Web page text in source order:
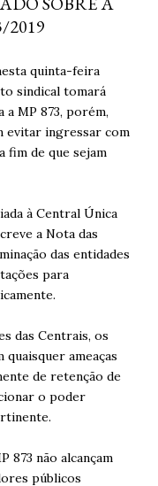
2019
quinta-feira
sindical tomará
a MP 873, porém,
evitar ingressar com
fim de que sejam
à Central Única
a Nota das
das entidades
para
das Centrais, os
ameaças
de retenção de
o poder
873 não alcançam
públicos